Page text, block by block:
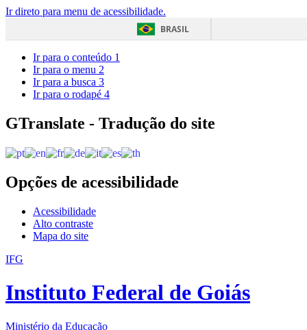
Ir direto para menu de acessibilidade.
BRASIL
Ir para o conteúdo 1
Ir para o menu 2
Ir para a busca 3
Ir para o rodapé 4
GTranslate - Tradução do site
Opções de acessibilidade
Acessibilidade
Alto contraste
Mapa do site
IFG
Instituto Federal de Goiás
Ministério da Educação